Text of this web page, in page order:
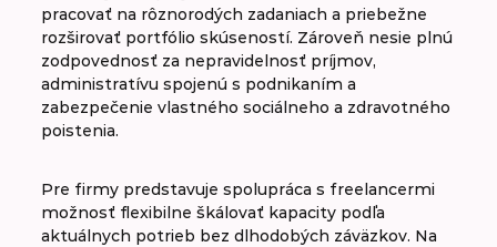
pracovať na rôznorodých zadaniach a priebežne
rozširovať portfólio skúseností. Zároveň nesie plnú
zodpovednosť za nepravidelnosť príjmov,
administratívu spojenú s podnikaním a
zabezpečenie vlastného sociálneho a zdravotného
poistenia.
Pre firmy predstavuje spolupráca s freelancermi
možnosť flexibilne škálovať kapacity podľa
aktuálnych potrieb bez dlhodobých záväzkov. Na